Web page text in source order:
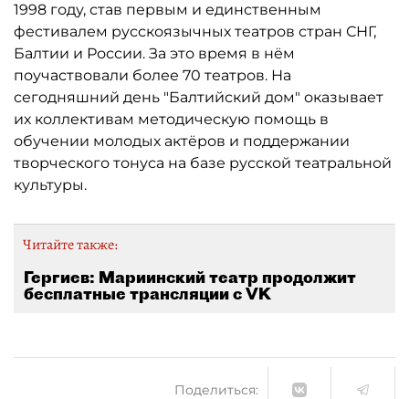
1998 году, став первым и единственным
фестивалем русскоязычных театров стран СНГ,
Балтии и России. За это время в нём
поучаствовали более 70 театров. На
сегодняшний день "Балтийский дом" оказывает
их коллективам методическую помощь в
обучении молодых актёров и поддержании
творческого тонуса на базе русской театральной
культуры.
Читайте также:
Гергиев: Мариинский театр продолжит
бесплатные трансляции с VK
Поделиться: